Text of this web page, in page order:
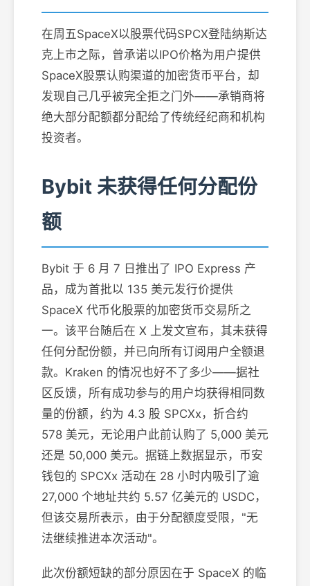
在周五SpaceX以股票代码SPCX登陆纳斯达
克上市之际，曾承诺以IPO价格为用户提供
SpaceX股票认购渠道的加密货币平台，却
发现自己几乎被完全拒之门外——承销商将
绝大部分配额都分配给了传统经纪商和机构
投资者。
Bybit 未获得任何分配份
额
Bybit 于 6 月 7 日推出了 IPO Express 产
品，成为首批以 135 美元发行价提供
SpaceX 代币化股票的加密货币交易所之
一。该平台随后在 X 上发文宣布，其未获得
任何分配份额，并已向所有订阅用户全额退
款。Kraken 的情况也好不了多少——据社
区反馈，所有成功参与的用户均获得相同数
量的份额，约为 4.3 股 SPCXx，折合约
578 美元，无论用户此前认购了 5,000 美元
还是 50,000 美元。据链上数据显示，币安
钱包的 SPCXx 活动在 28 小时内吸引了逾
27,000 个地址共约 5.57 亿美元的 USDC，
但该交易所表示，由于分配额度受限，"无
法继续推进本次活动"。
此次份额短缺的部分原因在于 SpaceX 的临